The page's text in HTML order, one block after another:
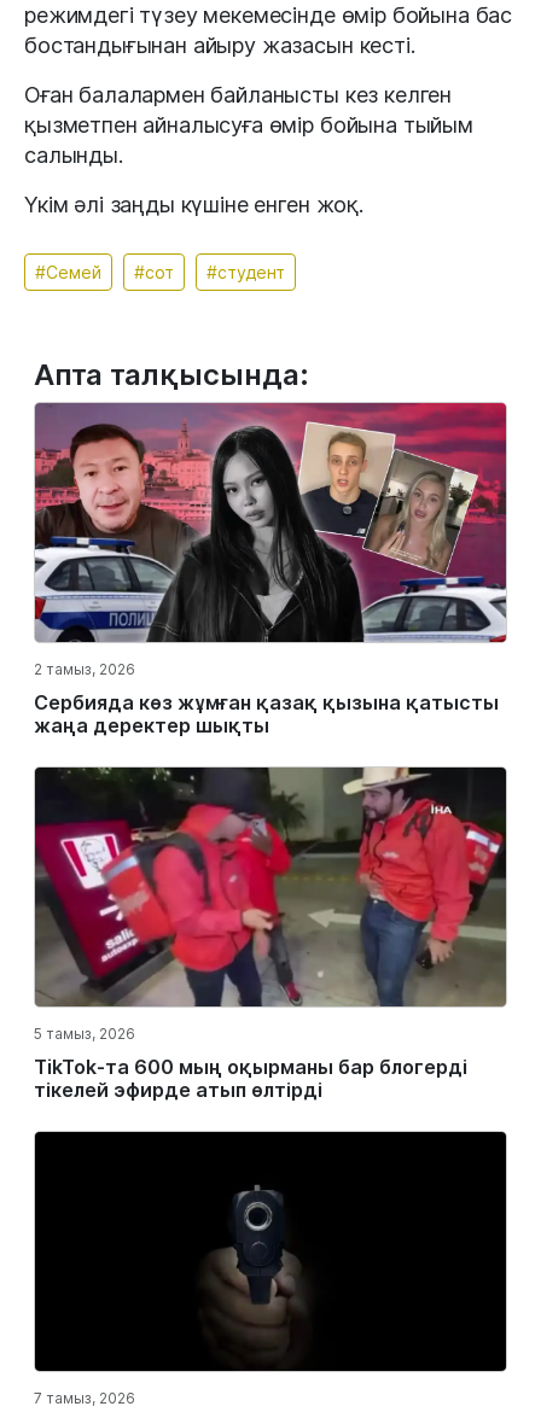
режимдегі түзеу мекемесінде өмір бойына бас
бостандығынан айыру жазасын кесті.
Оған балалармен байланысты кез келген
қызметпен айналысуға өмір бойына тыйым
салынды.
Үкім әлі заңды күшіне енген жоқ.
#Семей #сот #студент
Апта талқысында:
2 тамыз, 2026
Сербияда көз жұмған қазақ қызына қатысты
жаңа деректер шықты
5 тамыз, 2026
TikTok-та 600 мың оқырманы бар блогерді
тікелей эфирде атып өлтірді
7 тамыз, 2026